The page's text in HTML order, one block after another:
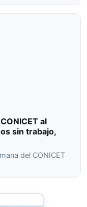
al
sin trabajo,
del CONICET